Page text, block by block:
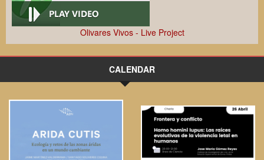
Regeneración sostenible de agua residual urbana y
reutilización en riego agrícola
XVIII Jornadas Científicas de la EEZA
Olivares Vivos - Live Project
CALENDAR